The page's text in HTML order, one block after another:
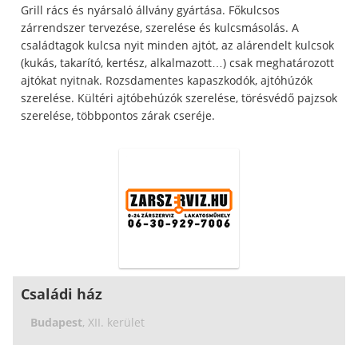
Grill rács és nyársaló állvány gyártása. Főkulcsos
zárrendszer tervezése, szerelése és kulcsmásolás. A
családtagok kulcsa nyit minden ajtót, az alárendelt kulcsok
(kukás, takarító, kertész, alkalmazott…) csak meghatározott
ajtókat nyitnak. Rozsdamentes kapaszkodók, ajtóhúzók
szerelése. Kültéri ajtóbehúzók szerelése, törésvédő pajzsok
szerelése, többpontos zárak cseréje.
Családi ház
Budapest, XII. kerület